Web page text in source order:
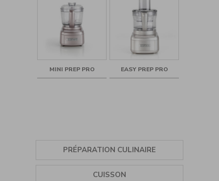
MINI PREP PRO EASY PREP PRO
PRÉPARATION CULINAIRE
CUISSON